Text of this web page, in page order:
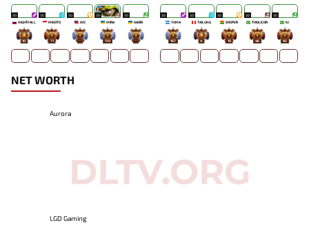
30
NIGHTFALL
10
30
MIKOTO
71
30
WS
-
30
MIRA
170
30
KAORI
-
30
YUMA
167
30
TAILUNG
4
30
WISPER
18
30
THIOLICOR
46
30
KJ
95
NET WORTH
Aurora
LGD Gaming